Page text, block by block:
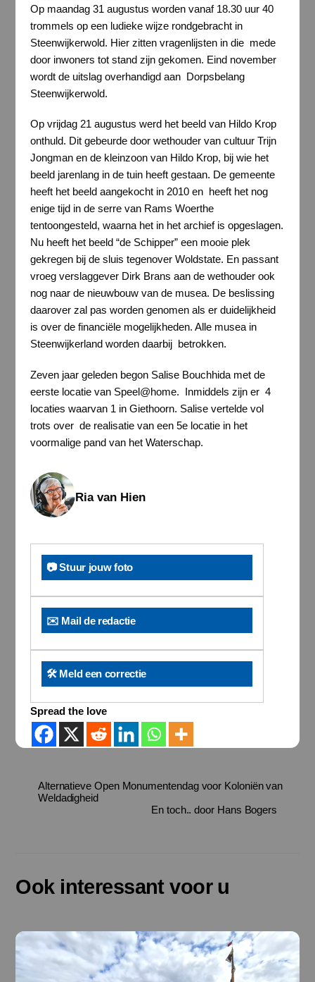
Op maandag 31 augustus worden vanaf 18.30 uur 40
trommels op een ludieke wijze rondgebracht in
Steenwijkerwold. Hier zitten vragenlijsten in die mede
door inwoners tot stand zijn gekomen. Eind november
wordt de uitslag overhandigd aan Dorpsbelang
Steenwijkerwold.
Op vrijdag 21 augustus werd het beeld van Hildo Krop
onthuld. Dit gebeurde door wethouder van cultuur Trijn
Jongman en de kleinzoon van Hildo Krop, bij wie het
beeld jarenlang in de tuin heeft gestaan. De gemeente
heeft het beeld aangekocht in 2010 en heeft het nog
enige tijd in de serre van Rams Woerthe
tentoongesteld, waarna het in het archief is opgeslagen.
Nu heeft het beeld “de Schipper” een mooie plek
gekregen bij de sluis tegenover Woldstate. En passant
vroeg verslaggever Dirk Brans aan de wethouder ook
nog naar de nieuwbouw van de musea. De beslissing
daarover zal pas worden genomen als er duidelijkheid
is over de financiële mogelijkheden. Alle musea in
Steenwijkerland worden daarbij betrokken.
Zeven jaar geleden begon Salise Bouchhida met de
eerste locatie van Speel@home. Inmiddels zijn er 4
locaties waarvan 1 in Giethoorn. Salise vertelde vol
trots over de realisatie van een 5elocatie in het
voormalige pand van het Waterschap.
Ria van Hien
📷 Stuur jouw foto
✉️ Mail de redactie
🛠️ Meld een correctie
Spread the love
Alternatieve Open Monumentendag voor Koloniën van
Weldadigheid
En toch.. door Hans Bogers
Ook interessant voor u